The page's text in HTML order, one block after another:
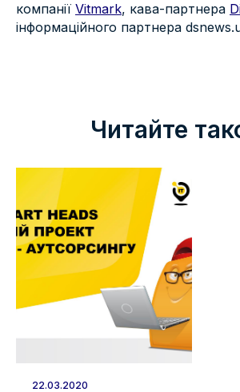
компанії Vitmark, кава-партнера
інформаційного партнера
Читайте
22.03.2020